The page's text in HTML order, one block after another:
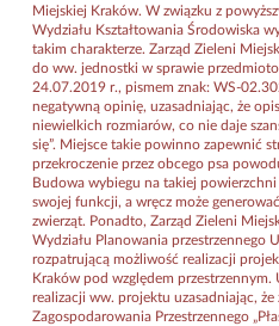
Miejskiej Kraków. W związku z
Wydziału Kształtowania Środowiska
takim charakterze. Zarząd Zieleni
do ww. jednostki w sprawie
24.07.2019 r., pismem znak: WS-
negatywną opinię, uzasadniając, że
niewielkich rozmiarów, co nie daje
się”. Miejsce takie powinno zapewnić
przekroczenie przez obcego psa
Budowa wybiegu na takiej powierzchni
swojej funkcji, a wręcz może
zwierząt. Ponadto, Zarząd Zieleni
Wydziału Planowania przestrzennego
rozpatrującą możliwość realizacji
Kraków pod względem przestrzennym.
realizacji ww. projektu uzasadniając,
Zagospodarowania Przestrzennego